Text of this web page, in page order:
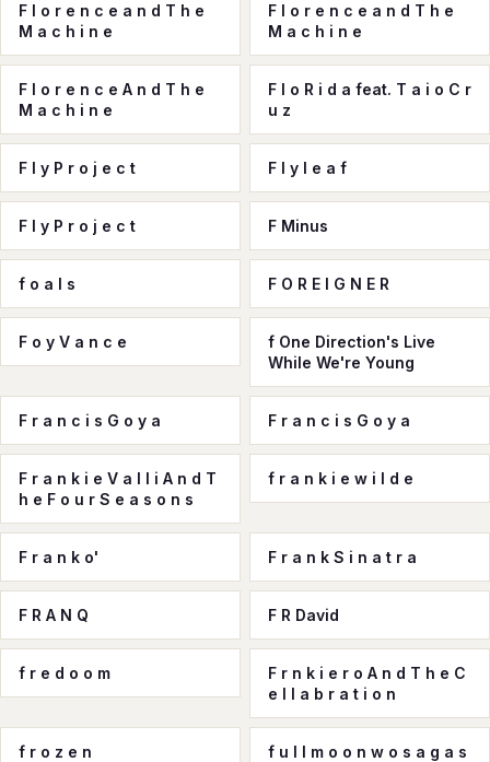
F l o r e n c e a n d T h e
M a c h i n e
F l o r e n c e a n d T h e
M a c h i n e
F l o r e n c e A n d T h e
M a c h i n e
F l o R i d a feat. T a i o C r
u z
F l y P r o j e c t F l y l e a f
F l y P r o j e c t F Minus
f o a l s F O R E I G N E R
F o y V a n c e
f One Direction's Live
While We're Young
F r a n c i s G o y a F r a n c i s G o y a
F r a n k i e V a l l i A n d T
h e F o u r S e a s o n s
f r a n k i e w i l d e
F r a n k o' F r a n k S i n a t r a
F R A N Q F R David
f r e d o o m
F r n k i e r o A n d T h e C
e l l a b r a t i o n
f r o z e n
f u l l m o o n w o s a g a s